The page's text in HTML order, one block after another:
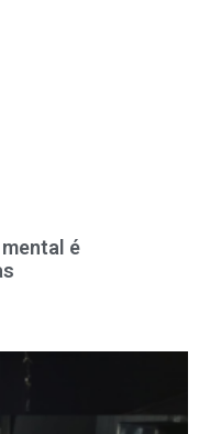
é